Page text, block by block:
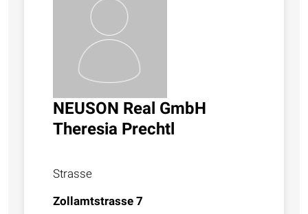
NEUSON Real GmbH
Theresia Prechtl
Strasse
Zollamtstrasse 7